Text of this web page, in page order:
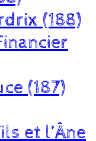
(188)
(187)
et l’Âne